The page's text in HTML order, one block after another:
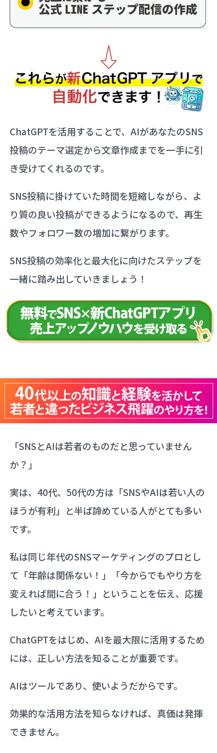
ChatGPTを活用することで、AIがあなたのSNS
投稿のテーマ選定から文章作成までを一手に引
き受けてくれるのです。
SNS投稿に掛けていた時間を短縮しながら、よ
り質の良い投稿ができるようになるので、再生
数やフォロワー数の増加に繋がります。
SNS投稿の効率化と最大化に向けたステップを
一緒に踏み出していきましょう！
「SNSとAIは若者のものだと思っていません
か？」
実は、40代、50代の方は「SNSやAIは若い人の
ほうが有利」と半ば諦めている人がとても多い
です。
私は同じ年代のSNSマーケティングのプロとし
て「年齢は関係ない！」「今からでもやり方を
変えれば間に合う！」ということを伝え、応援
したいと考えています。
ChatGPTをはじめ、AIを最大限に活用するため
には、正しい方法を知ることが重要です。
AIはツールであり、使いようだからです。
効果的な活用方法を知らなければ、真価は発揮
できません。